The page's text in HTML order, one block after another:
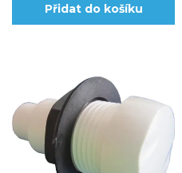
Přidat do košíku